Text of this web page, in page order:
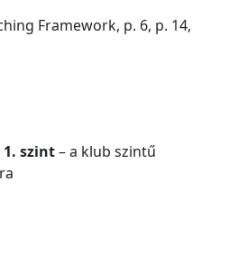
Framework, p. 6, p. 14,
1. szint– a klub szintű